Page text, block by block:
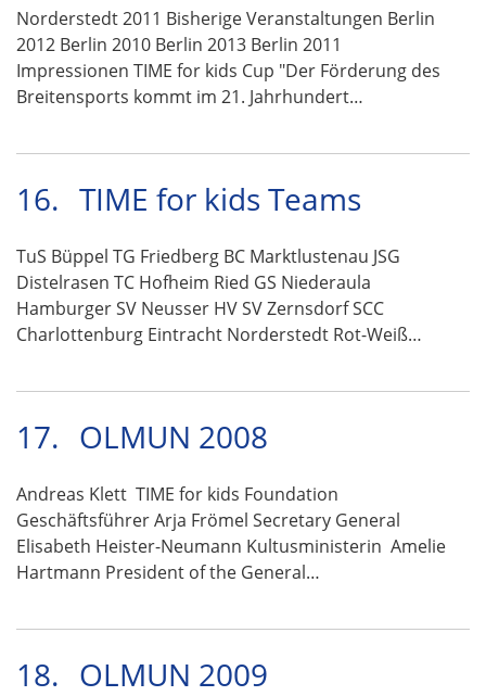
Norderstedt 2011 Bisherige Veranstaltungen Berlin
2012 Berlin 2010 Berlin 2013 Berlin 2011
Impressionen TIME for kids Cup "Der Förderung des
Breitensports kommt im 21. Jahrhundert…
16. TIME for kids Teams
TuS Büppel TG Friedberg BC Marktlustenau JSG
Distelrasen TC Hofheim Ried GS Niederaula
Hamburger SV Neusser HV SV Zernsdorf SCC
Charlottenburg Eintracht Norderstedt Rot-Weiß…
17. OLMUN 2008
Andreas Klett TIME for kids Foundation
Geschäftsführer Arja Frömel Secretary General
Elisabeth Heister-Neumann Kultusministerin Amelie
Hartmann President of the General…
18. OLMUN 2009